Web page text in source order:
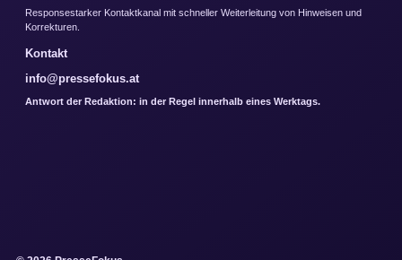
Responsestarker Kontaktkanal mit schneller Weiterleitung von Hinweisen und
Korrekturen.
Kontakt
info@pressefokus.at
Antwort der Redaktion: in der Regel innerhalb eines Werktags.